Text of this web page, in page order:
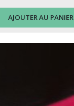
AJOUTER AU PANIER